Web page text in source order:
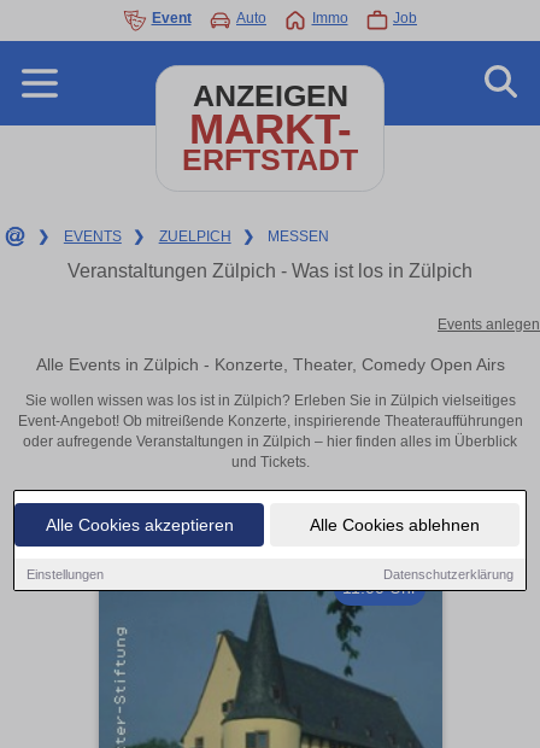
Alle Cookies akzeptieren Alle Cookies ablehnen
Einstellungen Datenschutzerklärung
Event Auto Immo Job
ANZEIGEN
MARKT-
ERFTSTADT
❯ EVENTS ❯ ZUELPICH ❯ MESSEN
Veranstaltungen Zülpich - Was ist los in Zülpich
Events anlegen
Alle Events in Zülpich - Konzerte, Theater, Comedy Open Airs
Sie wollen wissen was los ist in Zülpich? Erleben Sie in Zülpich vielseitiges
Event-Angebot! Ob mitreißende Konzerte, inspirierende Theateraufführungen
oder aufregende Veranstaltungen in Zülpich – hier finden alles im Überblick
und Tickets.
11:00 Uhr